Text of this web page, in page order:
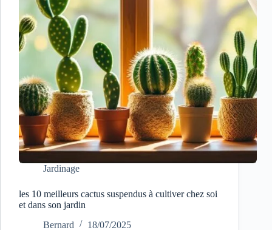
Jardinage
les 10 meilleurs cactus suspendus à cultiver chez soi
et dans son jardin
Bernard
18/07/2025